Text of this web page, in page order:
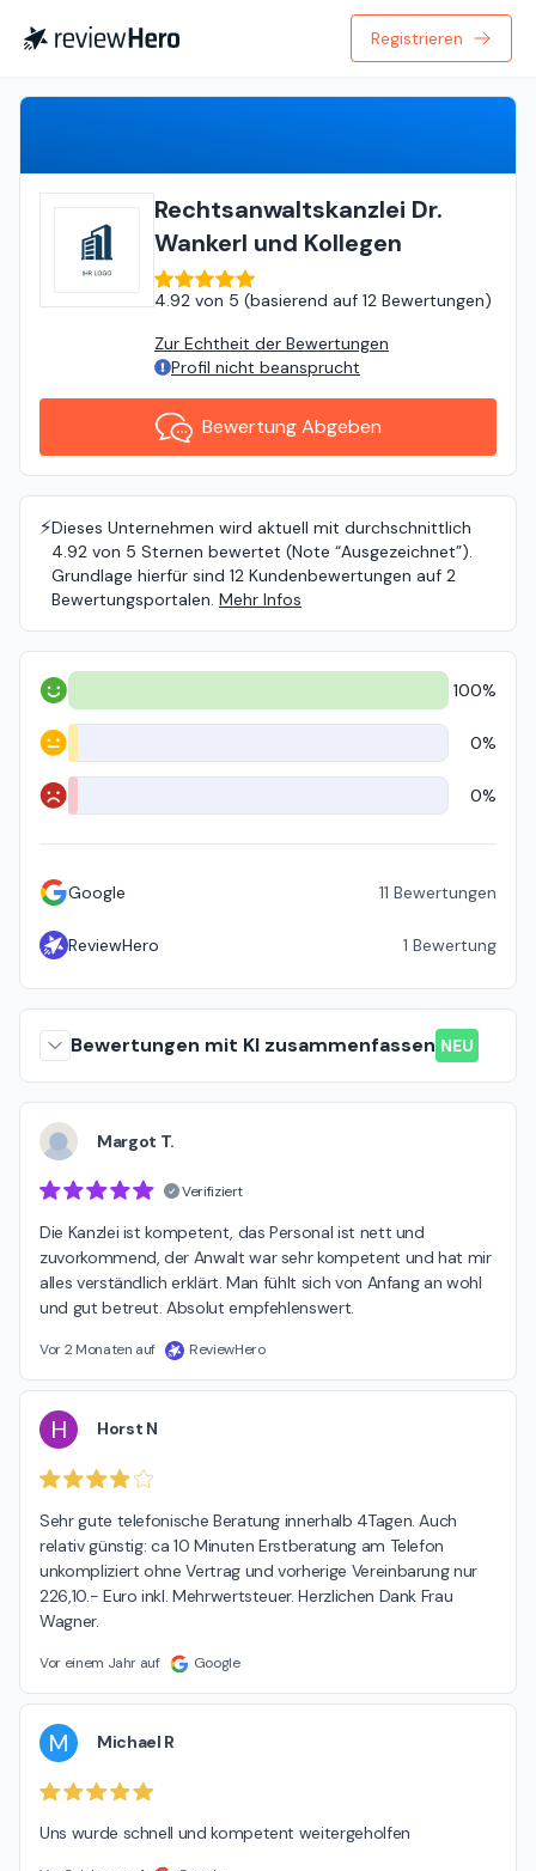
Registrieren
Rechtsanwaltskanzlei Dr.
Wankerl und Kollegen
4.92 von 5 (basierend auf 12 Bewertungen)
Zur Echtheit der Bewertungen
Profil nicht beansprucht
Bewertung Abgeben
⚡️Dieses Unternehmen wird aktuell mit durchschnittlich
4.92 von 5 Sternen bewertet (Note “Ausgezeichnet”).
Grundlage hierfür sind 12 Kundenbewertungen auf 2
Bewertungsportalen. Mehr Infos
Positiv 100%
Neutral 0%
Negativ 0%
Google 11 Bewertungen
ReviewHero 1 Bewertung
Bewertungen mit KI zusammenfassen NEU
Margot T.
Verifiziert
Die Kanzlei ist kompetent, das Personal ist nett und
zuvorkommend, der Anwalt war sehr kompetent und hat mir
alles verständlich erklärt. Man fühlt sich von Anfang an wohl
und gut betreut. Absolut empfehlenswert.
Vor 2 Monaten auf ReviewHero
H Horst N
Sehr gute telefonische Beratung innerhalb 4Tagen. Auch
relativ günstig: ca 10 Minuten Erstberatung am Telefon
unkompliziert ohne Vertrag und vorherige Vereinbarung nur
226,10.- Euro inkl. Mehrwertsteuer. Herzlichen Dank Frau
Wagner.
Vor einem Jahr auf Google
M Michael R
Uns wurde schnell und kompetent weitergeholfen